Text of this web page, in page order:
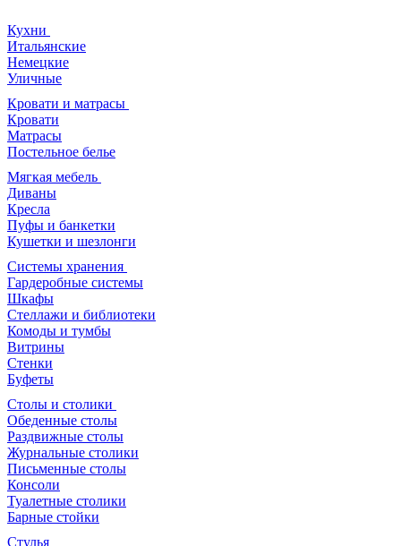
Кухни
Итальянские
Немецкие
Уличные
Кровати и матрасы
Кровати
Матрасы
Постельное белье
Мягкая мебель
Диваны
Кресла
Пуфы и банкетки
Кушетки и шезлонги
Системы хранения
Гардеробные системы
Шкафы
Стеллажи и библиотеки
Комоды и тумбы
Витрины
Стенки
Буфеты
Столы и столики
Обеденные столы
Раздвижные столы
Журнальные столики
Письменные столы
Консоли
Туалетные столики
Барные стойки
Стулья